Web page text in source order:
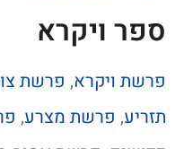
ספר ויקרא
פרשת ויקרא, פרשת צו
תזריע, פרשת מצרע,